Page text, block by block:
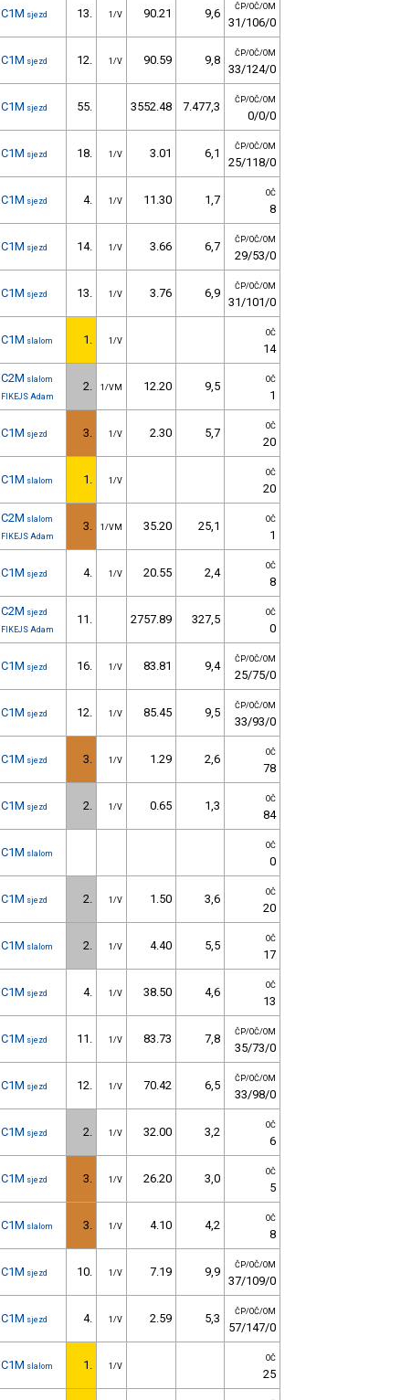
C1M sjezd 13. 1/V 90.21 9,6 ČP/OČ/OM
31/106/0
C1M sjezd 12. 1/V 90.59 9,8 ČP/OČ/OM
33/124/0
C1M sjezd 55. 3552.48 7.477,3 ČP/OČ/OM
0/0/0
C1M sjezd 18. 1/V 3.01 6,1 ČP/OČ/OM
25/118/0
C1M sjezd 4. 1/V 11.30 1,7 OČ
8
C1M sjezd 14. 1/V 3.66 6,7 ČP/OČ/OM
29/53/0
C1M sjezd 13. 1/V 3.76 6,9 ČP/OČ/OM
31/101/0
C1M slalom 1. 1/V
OČ
14
C2M slalom
FIKEJS Adam
2. 1/VM 12.20 9,5 OČ
1
C1M sjezd 3. 1/V 2.30 5,7 OČ
20
C1M slalom 1. 1/V
OČ
20
C2M slalom
FIKEJS Adam
3. 1/VM 35.20 25,1 OČ
1
C1M sjezd 4. 1/V 20.55 2,4 OČ
8
C2M sjezd
FIKEJS Adam
11. 2757.89 327,5 OČ
0
C1M sjezd 16. 1/V 83.81 9,4 ČP/OČ/OM
25/75/0
C1M sjezd 12. 1/V 85.45 9,5 ČP/OČ/OM
33/93/0
C1M sjezd 3. 1/V 1.29 2,6 OČ
78
C1M sjezd 2. 1/V 0.65 1,3 OČ
84
C1M slalom
OČ
0
C1M sjezd 2. 1/V 1.50 3,6 OČ
20
C1M slalom 2. 1/V 4.40 5,5 OČ
17
C1M sjezd 4. 1/V 38.50 4,6 OČ
13
C1M sjezd 11. 1/V 83.73 7,8 ČP/OČ/OM
35/73/0
C1M sjezd 12. 1/V 70.42 6,5 ČP/OČ/OM
33/98/0
C1M sjezd 2. 1/V 32.00 3,2 OČ
6
C1M sjezd 3. 1/V 26.20 3,0 OČ
5
C1M slalom 3. 1/V 4.10 4,2 OČ
8
C1M sjezd 10. 1/V 7.19 9,9 ČP/OČ/OM
37/109/0
C1M sjezd 4. 1/V 2.59 5,3 ČP/OČ/OM
57/147/0
C1M slalom 1. 1/V
OČ
25